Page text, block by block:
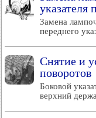
указателя
Замена
переднего
Снятие и
поворотов
Боковой
верхний